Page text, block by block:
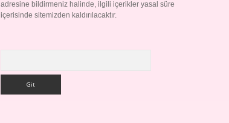
adresine bildirmeniz halinde, ilgili içerikler yasal süre
içerisinde sitemizden kaldırılacaktır.